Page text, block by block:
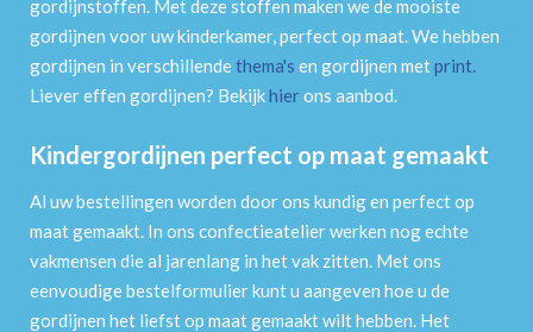
gordijnstoffen. Met deze stoffen maken we de mooiste
gordijnen voor uw kinderkamer, perfect op maat. We hebben
gordijnen in verschillendethema's en gordijnen metprint.
Liever effen gordijnen? Bekijkhierons aanbod.
Kindergordijnen perfect op maat gemaakt
Al uw bestellingen worden door ons kundig en perfect op
maat gemaakt. In ons confectieatelier werken nog echte
vakmensen die al jarenlang in het vak zitten. Met ons
eenvoudige bestelformulier kunt u aangeven hoe u de
gordijnen het liefst op maat gemaakt wilt hebben. Het